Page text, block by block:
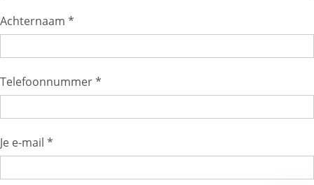
Achternaam *
Telefoonnummer *
Je e-mail *